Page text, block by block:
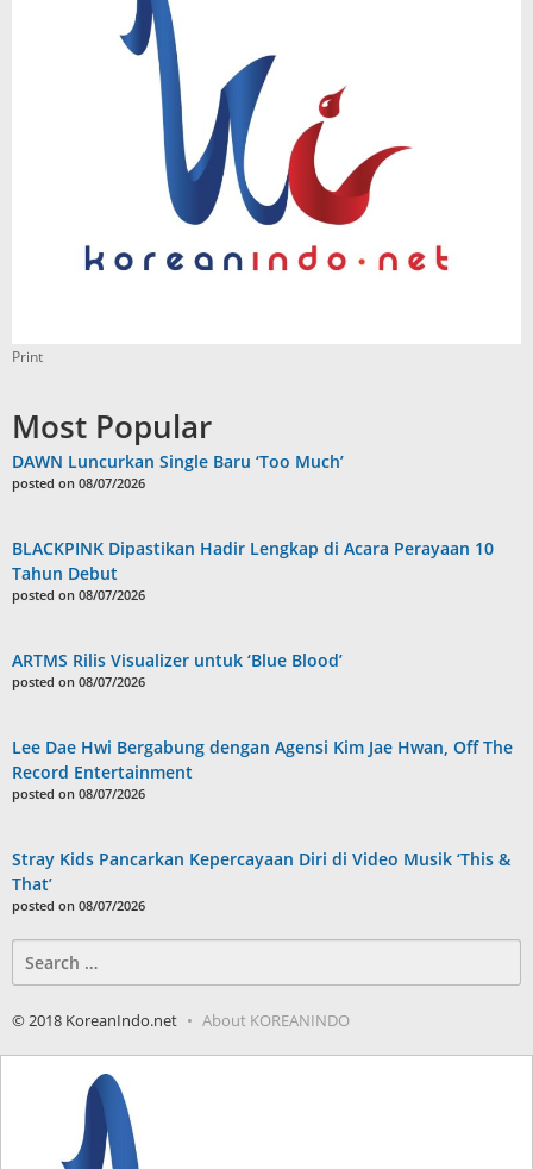
Print
Most Popular
DAWN Luncurkan Single Baru ‘Too Much’
posted on 08/07/2026
BLACKPINK Dipastikan Hadir Lengkap di Acara Perayaan 10
Tahun Debut
posted on 08/07/2026
ARTMS Rilis Visualizer untuk ‘Blue Blood’
posted on 08/07/2026
Lee Dae Hwi Bergabung dengan Agensi Kim Jae Hwan, Off The
Record Entertainment
posted on 08/07/2026
Stray Kids Pancarkan Kepercayaan Diri di Video Musik ‘This &
That’
posted on 08/07/2026
for:
© 2018 KoreanIndo.net About KOREANINDO